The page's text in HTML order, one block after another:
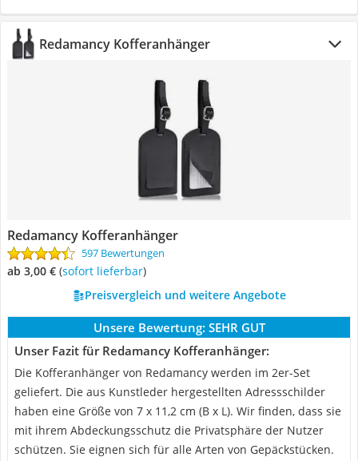
Redamancy Kofferanhänger
Redamancy Kofferanhänger
597 Bewertungen
ab 3,00 € ( Sofort lieferbar)
Preisvergleich und weitere Angebote
Unsere Bewertung: SEHR GUT
Unser Fazit für Redamancy Kofferanhänger:
Die Kofferanhänger von Redamancy werden im 2er-Set
geliefert. Die aus Kunstleder hergestellten Adressschilder
haben eine Größe von 7 x 11,2 cm (B x L). Wir finden, dass sie
mit ihrem Abdeckungsschutz die Privatsphäre der Nutzer
schützen. Sie eignen sich für alle Arten von Gepäckstücken.